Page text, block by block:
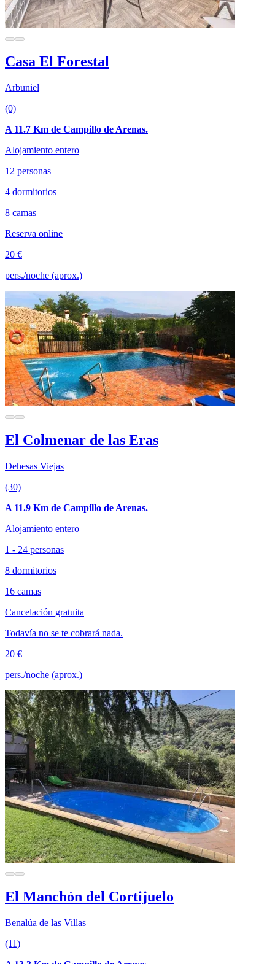
Casa El Forestal
Arbuniel
(0)
A 11.7 Km de Campillo de Arenas.
Alojamiento entero
12 personas
4 dormitorios
8 camas
Reserva online
20 €
pers./noche (aprox.)
El Colmenar de las Eras
Dehesas Viejas
(30)
A 11.9 Km de Campillo de Arenas.
Alojamiento entero
1 - 24 personas
8 dormitorios
16 camas
Cancelación gratuita
Todavía no se te cobrará nada.
20 €
pers./noche (aprox.)
El Manchón del Cortijuelo
Benalúa de las Villas
(11)